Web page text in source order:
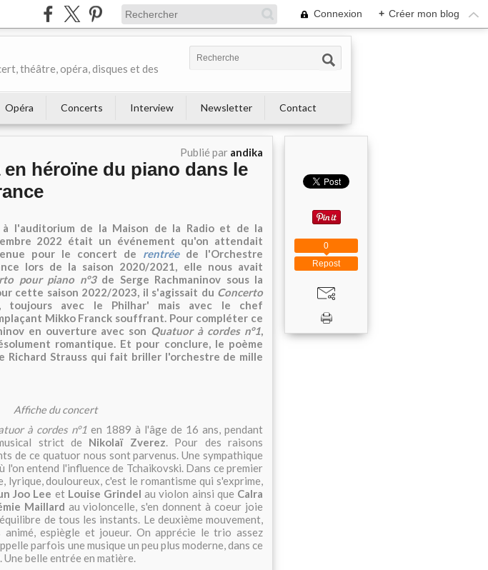
Connexion + Créer mon blog
théâtre, opéra, disques et des
Opéra Concerts Interview Newsletter Contact
Publié par andika
héroïne du piano dans le
l'auditorium de la Maison de la Radio et de la
2022 était un événement qu'on attendait
pour le concert de rentréede l'Orchestre
lors de la saison 2020/2021, elle nous avait
pour piano n°3de Serge Rachmaninov sous la
cette saison 2022/2023, il s'agissait du Concerto
toujours avec le Philhar' mais avec le chef
Mikko Franck souffrant. Pour compléter ce
en ouverture avec son Quatuor à cordes n°1,
romantique. Et pour conclure, le poème
Richard Strauss qui fait briller l'orchestre de mille
Affiche du concert
à cordes n°1 en 1889 à l'âge de 16 ans, pendant
strict de Nikolaï Zverez. Pour des raisons
de ce quatuor nous sont parvenus. Une sympathique
l'on entend l'influence de Tchaikovski. Dans ce premier
lyrique, douloureux, c'est le romantisme qui s'exprime,
Joo Lee et Louise Grindelau violon ainsi que Calra
Maillard au violoncelle, s'en donnent à coeur joie
de tous les instants. Le deuxième mouvement,
espiègle et joueur. On apprécie le trio assez
parfois une musique un peu plus moderne, dans ce
belle entrée en matière.
Repost
0